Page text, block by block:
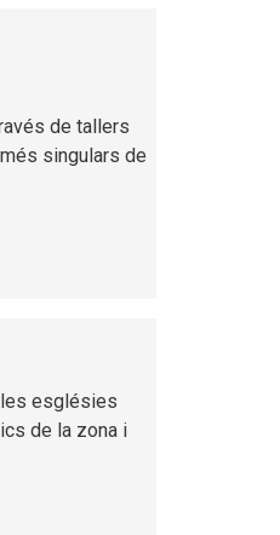
de tallers
singulars de
esglésies
de la zona i